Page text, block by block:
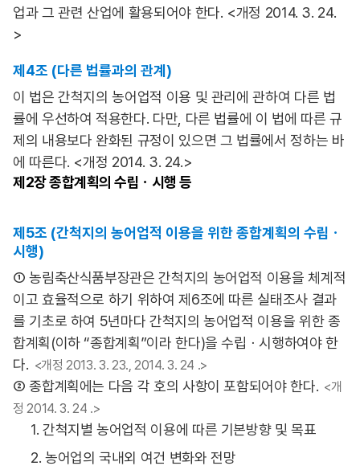
업과 그 관련 산업에 활용되어야 한다. <개정 2014. 3. 24.
>
제4조 (다른 법률과의 관계)
이 법은 간척지의 농어업적 이용 및 관리에 관하여 다른 법
률에 우선하여 적용한다. 다만, 다른 법률에 이 법에 따른 규
제의 내용보다 완화된 규정이 있으면 그 법률에서 정하는 바
에 따른다. <개정 2014. 3. 24.>
제2장종합계획의 수립ㆍ시행 등
제5조 (간척지의 농어업적 이용을 위한 종합계획의 수립ㆍ
시행)
① 농림축산식품부장관은 간척지의 농어업적 이용을 체계적
이고 효율적으로 하기 위하여 제6조에 따른 실태조사 결과
를 기초로 하여 5년마다 간척지의 농어업적 이용을 위한 종
합계획(이하 “종합계획”이라 한다)을 수립ㆍ시행하여야 한
다. <개정 2013. 3. 23., 2014. 3. 24 .>
② 종합계획에는 다음 각 호의 사항이 포함되어야 한다. <개
정 2014. 3. 24 .>
1. 간척지별 농어업적 이용에 따른 기본방향 및 목표
2. 농어업의 국내외 여건 변화와 전망